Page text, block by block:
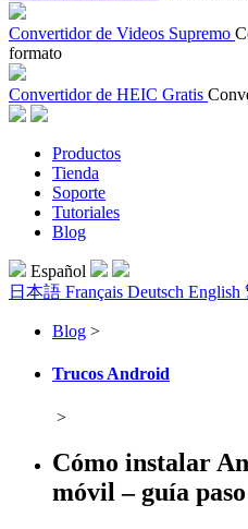
Convertidor de Videos Supremo
formato
Convertidor de HEIC Gratis
Productos
Tienda
Soporte
Tutoriales
Blog
Español
日本語 Français Deutsch English
Blog >
Trucos Android
>
Cómo instalar
móvil – guía paso